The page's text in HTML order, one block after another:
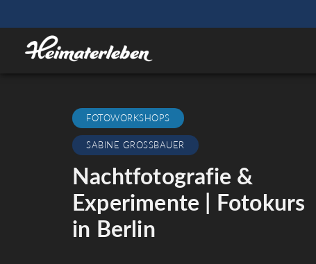
FOTOWORKSHOPS
SABINE GROSSBAUER
Nachtfotografie &
Experimente | Fotokurs
in Berlin